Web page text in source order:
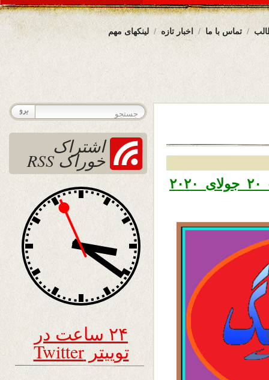
لینکهای مهم اخبار تازه تماس با ما
تاریخ نشر دوشنبه ۳۰ سرطان ۱۳۹۹ – ۲۰ جولای ۲۰۲۰
اشتراک
خوراک RSS
۲۴ ساعت در
توییتر Twitter